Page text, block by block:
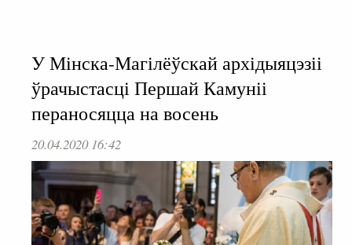
У Мінска-Магілёўскай архідыяцэзіі
ўрачыстасці Першай Камуніі
пераносяцца на восень
20.04.2020 16:42